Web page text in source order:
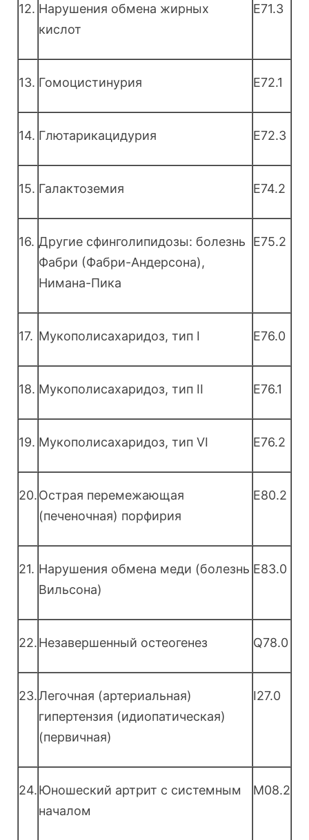
12. Нарушения обмена жирных
кислот
E71.3
13. Гомоцистинурия E72.1
14. Глютарикацидурия E72.3
15. Галактоземия E74.2
16. Другие сфинголипидозы: болезнь
Фабри (Фабри-Андерсона),
Нимана-Пика
E75.2
17. Мукополисахаридоз, тип I E76.0
18. Мукополисахаридоз, тип II E76.1
19. Мукополисахаридоз, тип VI E76.2
20.Острая перемежающая
(печеночная) порфирия
E80.2
21. Нарушения обмена меди (болезнь
Вильсона)
E83.0
22.Незавершенный остеогенез Q78.0
23.Легочная (артериальная)
гипертензия (идиопатическая)
(первичная)
I27.0
24.Юношеский артрит с системным
началом
M08.2